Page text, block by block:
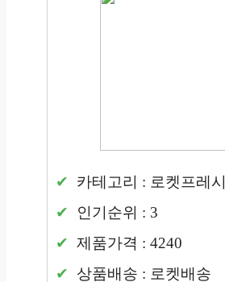
카테고리 : 로켓프레시
인기순위 : 3
제품가격 : 4240
상품배송 : 로켓배송